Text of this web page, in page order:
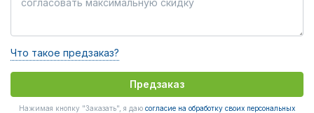
Что такое предзаказ?
Предзаказ
Нажимая кнопку "Заказать", я даю согласие на обработку своих персональных